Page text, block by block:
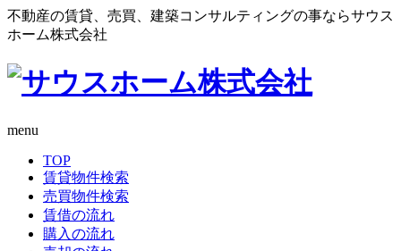
不動産の賃貸、売買、建築コンサルティングの事ならサウス
ホーム株式会社
menu
TOP
賃貸物件検索
売買物件検索
賃借の流れ
購入の流れ